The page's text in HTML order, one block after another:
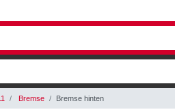
Bremse Bremse hinten